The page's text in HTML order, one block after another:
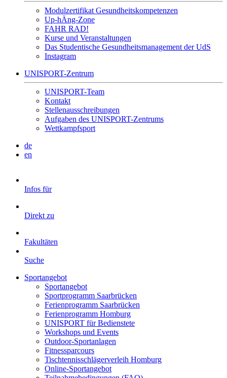
Modulzertifikat Gesundheitskompetenzen
Up-hÄng-Zone
FAHR RAD!
Kurse und Veranstaltungen
Das Studentische Gesundheitsmanagement der UdS
Instagram
UNISPORT-Zentrum
UNISPORT-Team
Kontakt
Stellenausschreibungen
Aufgaben des UNISPORT-Zentrums
Wettkampfsport
de
en
Infos für
Direkt zu
Fakultäten
Suche
Sportangebot
Sportangebot
Sportprogramm Saarbrücken
Ferienprogramm Saarbrücken
Ferienprogramm Homburg
UNISPORT für Bedienstete
Workshops und Events
Outdoor-Sportanlagen
Fitnessparcours
Tischtennisschlägerverleih Homburg
Online-Sportangebot